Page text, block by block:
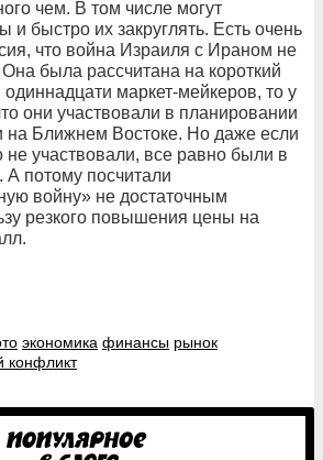
чем. В том числе могут
и быстро их закруглять. Есть очень
что война Израиля с Ираном не
была рассчитана на короткий
одиннадцати маркет-мейкеров, то у
они участвовали в планировании
на Ближнем Востоке. Но даже если
не участвовали, все равно были в
А потому посчитали
войну» не достаточным
резкого повышения цены на
экономика финансы рынок
конфликт